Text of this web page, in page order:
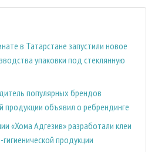
в Татарстане запустили новое
упаковки под стеклянную
популярных брендов
продукции объявил о ребрендинге
«Хома Адгезив» разработали клеи
продукции